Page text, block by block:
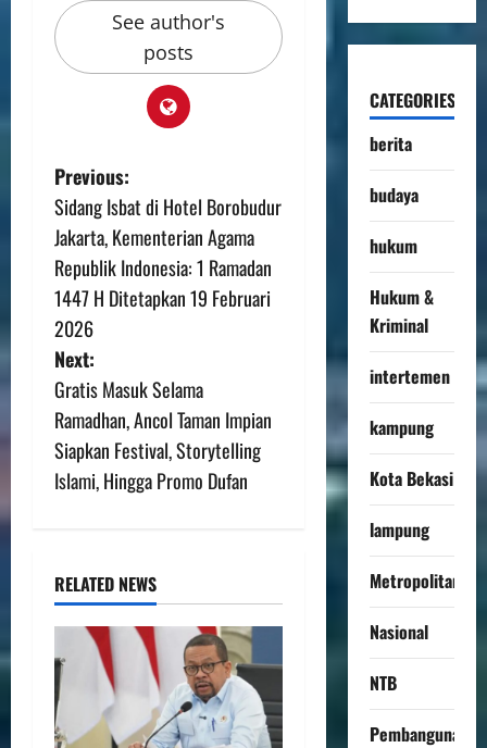
See author's
posts
Previous:
Sidang Isbat di Hotel Borobudur
Jakarta, Kementerian Agama
Republik Indonesia: 1 Ramadan
1447 H Ditetapkan 19 Februari
2026
Next:
Gratis Masuk Selama
Ramadhan, Ancol Taman Impian
Siapkan Festival, Storytelling
Islami, Hingga Promo Dufan
RELATED NEWS
CATEGORIES
berita
budaya
hukum
Hukum &
Kriminal
intertemen
kampung
Kota Bekasi
lampung
Metropolitan
Nasional
NTB
Pembangunan